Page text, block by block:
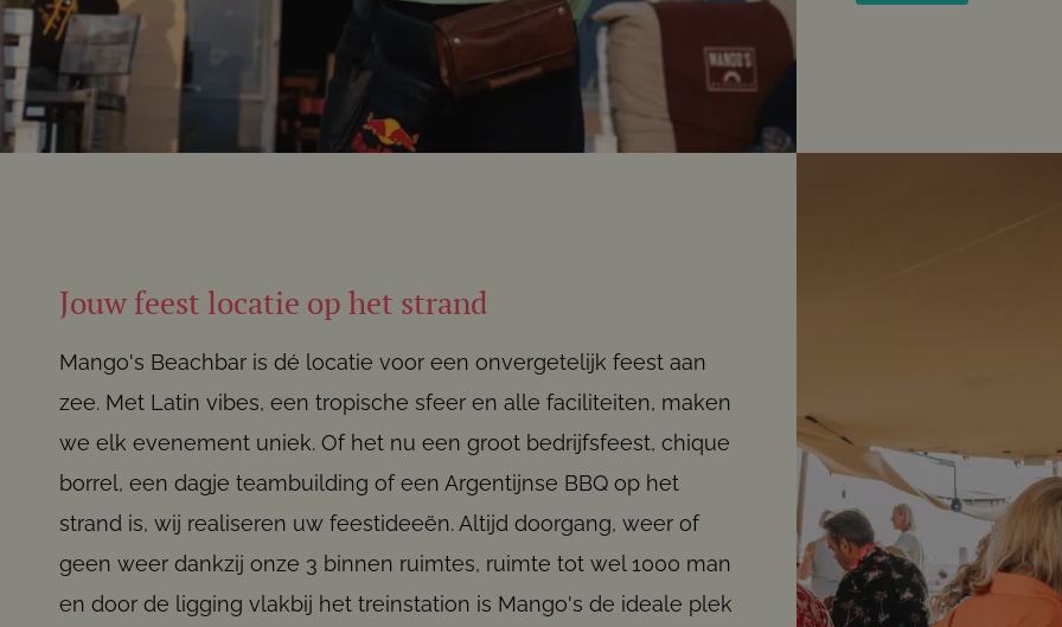
Jouw feest locatie op het strand
Mango's Beachbar is dé locatie voor een onvergetelijk feest aan
zee. Met Latin vibes, een tropische sfeer en alle faciliteiten, maken
we elk evenement uniek. Of het nu een groot bedrijfsfeest, chique
borrel, een dagje teambuilding of een Argentijnse BBQ op het
strand is, wij realiseren uw feestideeën. Altijd doorgang, weer of
geen weer dankzij onze 3 binnen ruimtes, ruimte tot wel 1000 man
en door de ligging vlakbij het treinstation is Mango's de ideale plek